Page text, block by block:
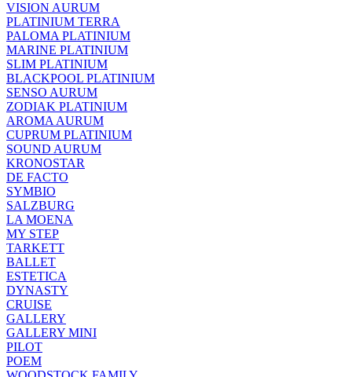
VISION AURUM
PLATINIUM TERRA
PALOMA PLATINIUM
MARINE PLATINIUM
SLIM PLATINIUM
BLACKPOOL PLATINIUM
SENSO AURUM
ZODIAK PLATINIUM
AROMA AURUM
CUPRUM PLATINIUM
SOUND AURUM
KRONOSTAR
DE FACTO
SYMBIO
SALZBURG
LA MOENA
MY STEP
TARKETT
BALLET
ESTETICA
DYNASTY
CRUISE
GALLERY
GALLERY MINI
PILOT
POEM